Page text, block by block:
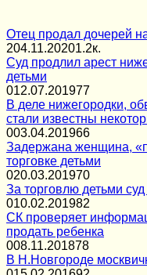
Отец продал дочерей
204.11.20201.2к.
Суд продлил арест
детьми
012.07.201977
В деле нижегородки,
стали известны
003.04.201966
Задержана женщина,
торговке детьми
020.03.201970
За торговлю детьми
010.02.201982
СК проверяет
продать ребенка
008.11.201878
В Н.Новгороде